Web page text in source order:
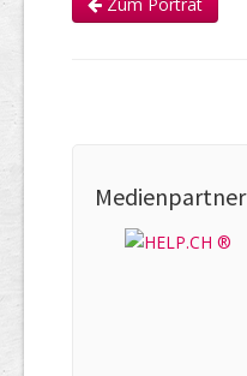
Medienpartner